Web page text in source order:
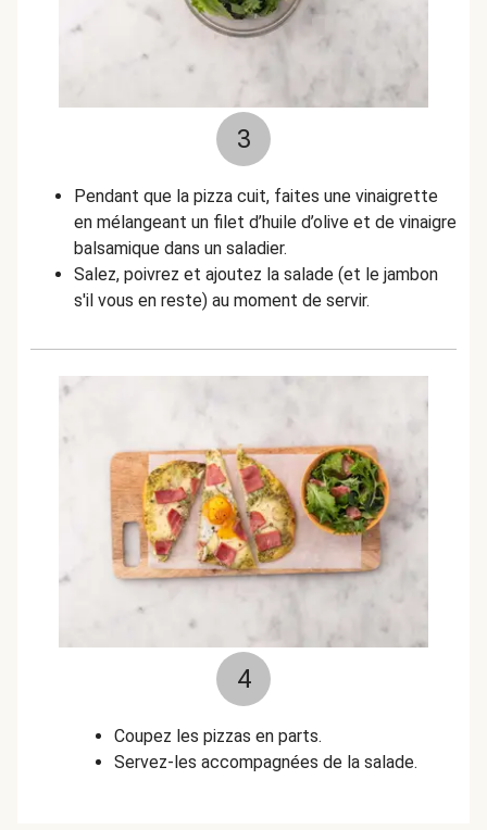
3
Pendant que la pizza cuit, faites une vinaigrette
en mélangeant un filet d’huile d’olive et de vinaigre
balsamique dans un saladier.
Salez, poivrez et ajoutez la salade (et le jambon
s'il vous en reste) au moment de servir.
4
Coupez les pizzas en parts.
Servez-les accompagnées de la salade.